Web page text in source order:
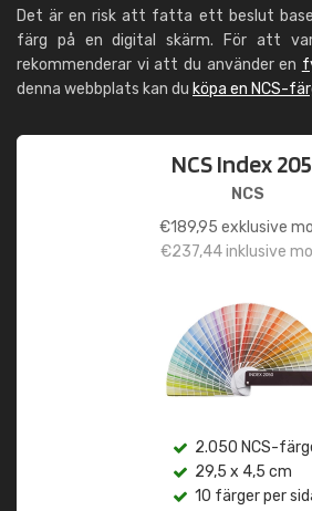
Det är en risk att fatta ett beslut
färg på en digital skärm. För att
rekommenderar vi att du använder en
denna webbplats kan du köpa en NCS-
NCS Index
NCS
€189,95 exklusive
€237,44inklusive
2.050 NCS-
29,5 x 4,5 cm
10 färger per